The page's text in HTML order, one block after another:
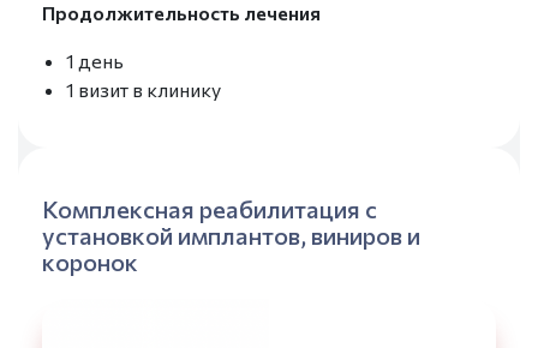
Продолжительность лечения
1 день
1 визит в клинику
Комплексная реабилитация с
установкой имплантов, виниров и
коронок